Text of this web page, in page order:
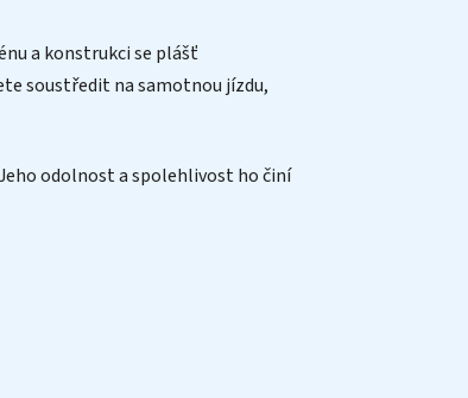
a konstrukci se plášť
soustředit na samotnou jízdu,
odolnost a spolehlivost ho činí